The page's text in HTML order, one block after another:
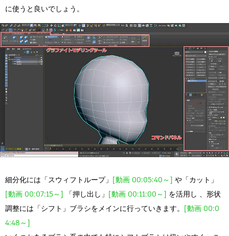
に使うと良いでしょう。
細分化には「スウィフトループ」 [動画 00:05:40～] や「カット」
[動画 00:07:15～] 「押し出し」 [動画 00:11:00～] を活用し 、形状
調整には「シフト」ブラシをメインに行っていきます。 [動画 00:0
4:48～]